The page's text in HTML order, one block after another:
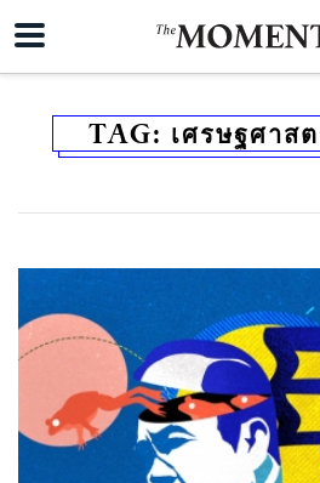
TAG: เศรษฐศาส